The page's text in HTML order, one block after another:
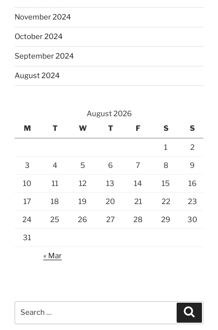
November 2024
October 2024
September 2024
August 2024
August 2026
M
T W T F S S
1 2
3 4 5 6 7 8 9
10 11 12 13 14 15 16
17 18 19 20 21 22 23
24 25 26 27 28 29 30
31
« Mar